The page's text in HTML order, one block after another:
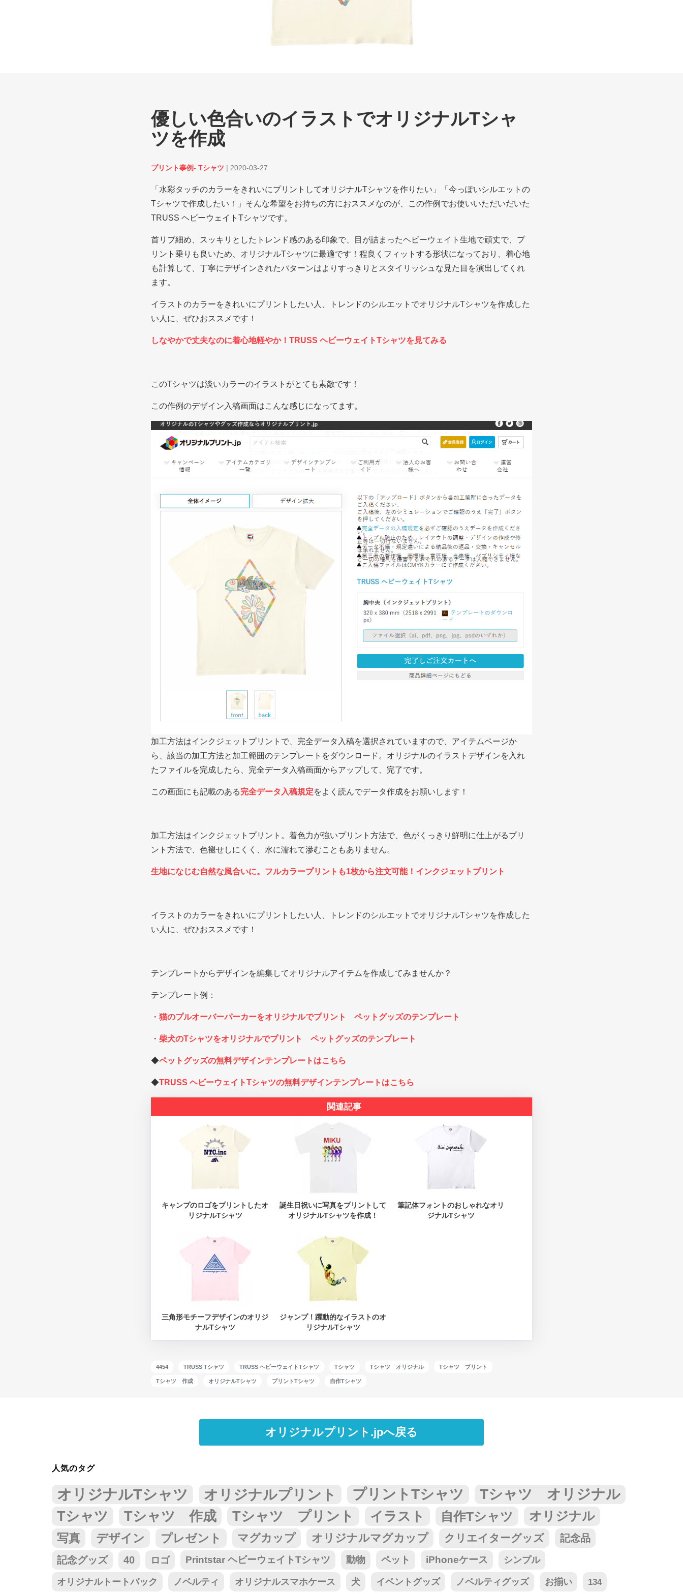
優しい色合いのイラストでオリジナルTシャ
ツを作成
プリント事例- Tシャツ | 2020-03-27
「水彩タッチのカラーをきれいにプリントしてオリジナルTシャツを作りたい」「今っぽいシルエットの
Tシャツで作成したい！」そんな希望をお持ちの方におススメなのが、この作例でお使いいただいだいた
TRUSS ヘビーウェイトTシャツです。
首リブ細め、スッキリとしたトレンド感のある印象で、目が詰まったヘビーウェイト生地で頑丈で、プ
リント乗りも良いため、オリジナルTシャツに最適です！程良くフィットする形状になっており、着心地
も計算して、丁寧にデザインされたパターンはよりすっきりとスタイリッシュな見た目を演出してくれ
ます。
イラストのカラーをきれいにプリントしたい人、トレンドのシルエットでオリジナルTシャツを作成した
い人に、ぜひおススメです！
しなやかで丈夫なのに着心地軽やか！TRUSS ヘビーウェイトTシャツを見てみる
このTシャツは淡いカラーのイラストがとても素敵です！
この作例のデザイン入稿画面はこんな感じになってます。
加工方法はインクジェットプリントで、完全データ入稿を選択されていますので、アイテムページか
ら、該当の加工方法と加工範囲のテンプレートをダウンロード。オリジナルのイラストデザインを入れ
たファイルを完成したら、完全データ入稿画面からアップして、完了です。
この画面にも記載のある完全データ入稿規定をよく読んでデータ作成をお願いします！
加工方法はインクジェットプリント。着色力が強いプリント方法で、色がくっきり鮮明に仕上がるプリ
ント方法で、色褪せしにくく、水に濡れて滲むこともありません。
生地になじむ自然な風合いに。フルカラープリントも1枚から注文可能！インクジェットプリント
イラストのカラーをきれいにプリントしたい人、トレンドのシルエットでオリジナルTシャツを作成した
い人に、ぜひおススメです！
テンプレートからデザインを編集してオリジナルアイテムを作成してみませんか？
テンプレート例：
・ 猫のプルオーバーパーカーをオリジナルでプリント ペットグッズのテンプレート
・ 柴犬のTシャツをオリジナルでプリント ペットグッズのテンプレート
◆ペットグッズの無料デザインテンプレートはこちら
◆TRUSS ヘビーウェイトTシャツの無料デザインテンプレートはこちら
関連記事
キャンプのロゴをプリントしたオ
リジナルTシャツ
誕生日祝いに写真をプリントして
オリジナルTシャツを作成！
筆記体フォントのおしゃれなオリ
ジナルTシャツ
三角形モチーフデザインのオリジ
ナルTシャツ
ジャンプ！躍動的なイラストのオ
リジナルTシャツ
4454 TRUSS Tシャツ TRUSS ヘビーウェイトTシャツ Tシャツ Tシャツ オリジナル Tシャツ プリント
Tシャツ 作成 オリジナルTシャツ プリントTシャツ 自作Tシャツ
オリジナルプリント.jpへ戻る
人気のタグ
オリジナルTシャツ オリジナルプリント プリントTシャツ
Tシャツ オリジナル
Tシャツ
Tシャツ 作成 Tシャツ プリント イラスト 自作Tシャツ オリジナル
写真 デザイン プレゼント マグカップ オリジナルマグカップ クリエイターグッズ
記念品
記念グッズ
40 ロゴ Printstar ヘビーウェイトTシャツ 動物 ペット iPhoneケース シンプル
オリジナルトートバック ノベルティ オリジナルスマホケース 犬 イベントグッズ ノベルティグッズ お揃い 134